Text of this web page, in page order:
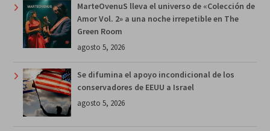
MarteOvenuS lleva el universo de «Colección de
Amor Vol. 2» a una noche irrepetible en The
Green Room
agosto 5, 2026
Se difumina el apoyo incondicional de los
conservadores de EEUU a Israel
agosto 5, 2026